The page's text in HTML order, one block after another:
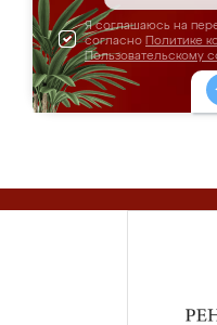
Я соглашаюсь на
согласно Политике
Пользовательскому